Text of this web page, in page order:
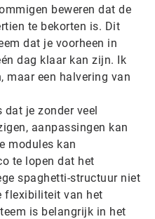
beweren dat de
te bekorten is. Dit
dat je voorheen in
dag klaar kan zijn. Ik
een halvering van
dat je zonder veel
aanpassingen kan
modules kan
te lopen dat het
spaghetti-structuur niet
flexibiliteit van het
is belangrijk in het